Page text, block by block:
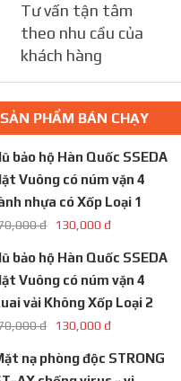
Tư vấn tận tâm
theo nhu cầu của
khách hàng
SẢN PHẨM BÁN CHẠY
Mũ bảo hộ Hàn Quốc
SSEDA Mặt Vuông có
núm vặn 4 vành nhựa có
Xốp Loại 1
Mũ bảo hộ Hàn Quốc
SSEDA Mặt Vuông có
núm vặn 4 Quai vải
170,000 đ 130,000 đ